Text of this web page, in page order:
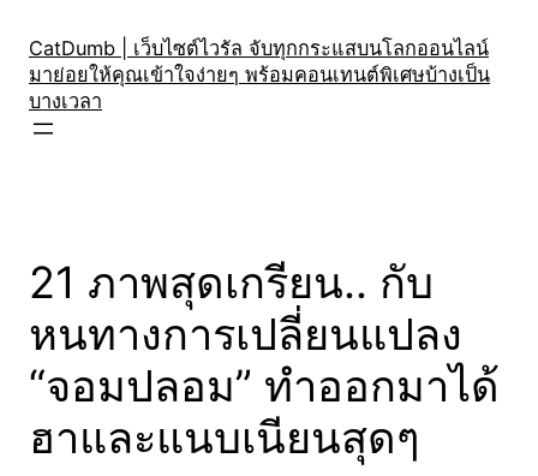
content
CatDumb | เว็บไซต์ไวรัล จับทุกกระแสบนโลกออนไลน์
มาย่อยให้คุณเข้าใจง่ายๆ พร้อมคอนเทนต์พิเศษบ้างเป็น
บางเวลา
21 ภาพสุดเกรียน.. กับ
หนทางการเปลี่ยนแปลง
“จอมปลอม” ทำออกมาได้
ฮาและแนบเนียนสุดๆ